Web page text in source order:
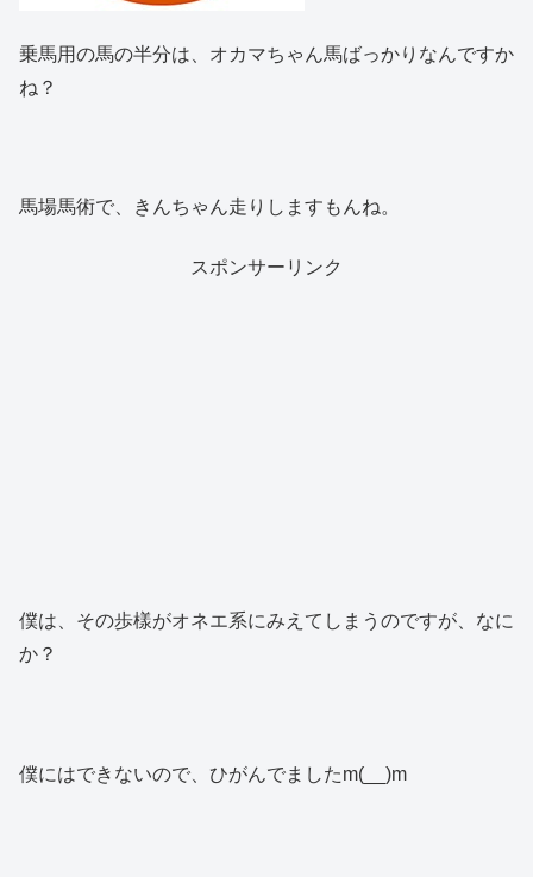
乗馬用の馬の半分は、オカマちゃん馬ばっかりなんですか
ね？
馬場馬術で、きんちゃん走りしますもんね。
スポンサーリンク
僕は、その歩樣がオネエ系にみえてしまうのですが、なに
か？
僕にはできないので、ひがんでましたm(__)m